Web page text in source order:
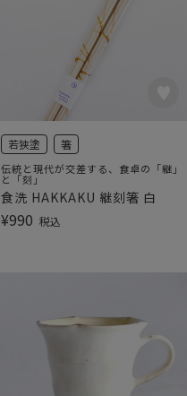
若狭塗 箸
伝統と現代が交差する、食卓の「継」
と「刻」
食洗 HAKKAKU 継刻箸 白
¥990 税込